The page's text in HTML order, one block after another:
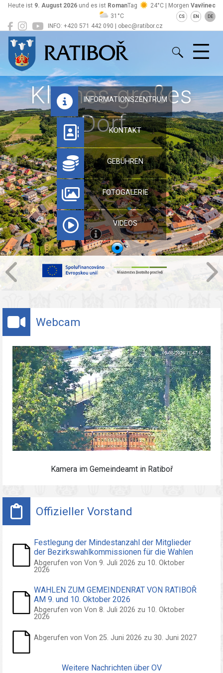
INFO: +420 571 442 090 | obec@ratibor.cz
Heute ist 9. August 2026und es ist RomanTag 24°C | Morgen Vavřinec
31°C
CS EN DE
Ratiboř
Kleines großes
Dorf…
INFORMATIONSZENTRUM
KONTAKT
GEBÜHREN
FOTOGALERIE
VIDEOS
Webcam
Kamera im Gemeindeamtin Ratiboř
Offizieller Vorstand
Festlegung der Mindestanzahl der Mitglieder
der Bezirkswahlkommissionen für die Wahlen
zum Gemeinderat von Ratiboř am 9. und 10.
Oktober 2026
Abgerufen von Von 9. Juli 2026 zu 10. Oktober
2026
WAHLEN ZUM GEMEINDENRAT VON RATIBOŘ
AM 9. und 10. Oktober 2026
Abgerufen von Von 8. Juli 2026 zu 10. Oktober
2026
Abgerufen von Von 25. Juni 2026 zu 30. Juni 2027
Weitere Nachrichten über OV